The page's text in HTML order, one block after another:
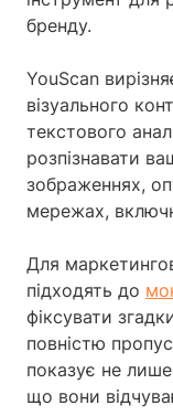
бренду.
YouScan
візуального
текстового
розпізнавати
зображеннях,
мережах,
Для
підходять до
фіксувати
повністю
показує не
що вони